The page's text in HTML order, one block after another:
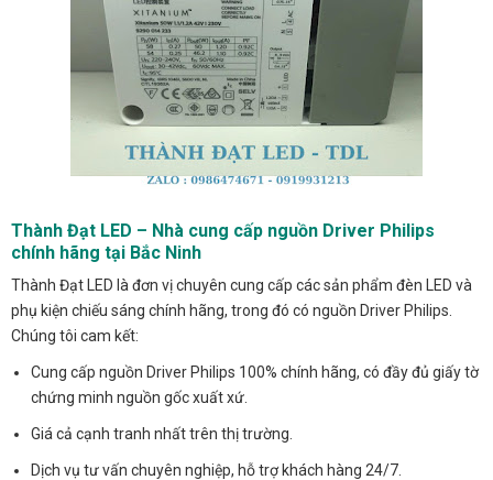
Thành Đạt LED – Nhà cung cấp nguồn Driver Philips
chính hãng tại Bắc Ninh
Thành Đạt LED là đơn vị chuyên cung cấp các sản phẩm đèn LED và
phụ kiện chiếu sáng chính hãng, trong đó có nguồn Driver Philips.
Chúng tôi cam kết:
Cung cấp nguồn Driver Philips 100% chính hãng, có đầy đủ giấy tờ
chứng minh nguồn gốc xuất xứ.
Giá cả cạnh tranh nhất trên thị trường.
Dịch vụ tư vấn chuyên nghiệp, hỗ trợ khách hàng 24/7.